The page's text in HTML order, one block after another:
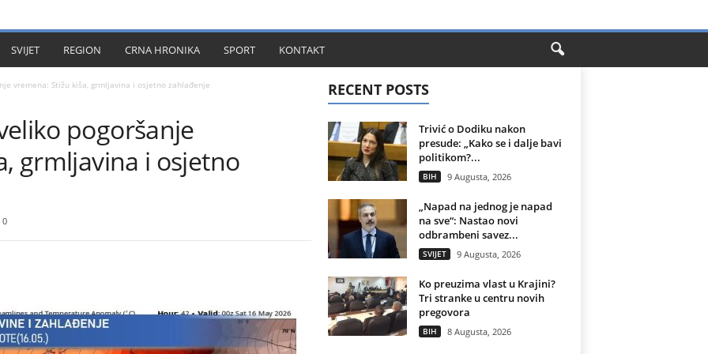
SVIJET REGION CRNA HRONIKA SPORT KONTAKT
vremena: Stižu kiša, grmljavina i osjetno zahlađenje
pogoršanje
grmljavina i osjetno
0
RECENT POSTS
Trivić o Dodiku nakon
presude: „Kako se i dalje bavi
politikom?...
BIH 9 Augusta, 2026
„Napad na jednog je napad
na sve“: Nastao novi
odbrambeni savez...
SVIJET 9 Augusta, 2026
Ko preuzima vlast u Krajini?
Tri stranke u centru novih
pregovora
BIH 8 Augusta, 2026